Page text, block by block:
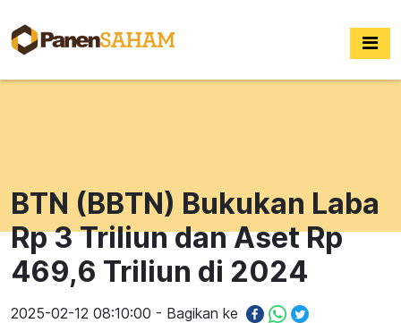
BTN (BBTN) Bukukan Laba
Rp 3 Triliun dan Aset Rp
469,6 Triliun di 2024
2025-02-12 08:10:00 - Bagikan ke